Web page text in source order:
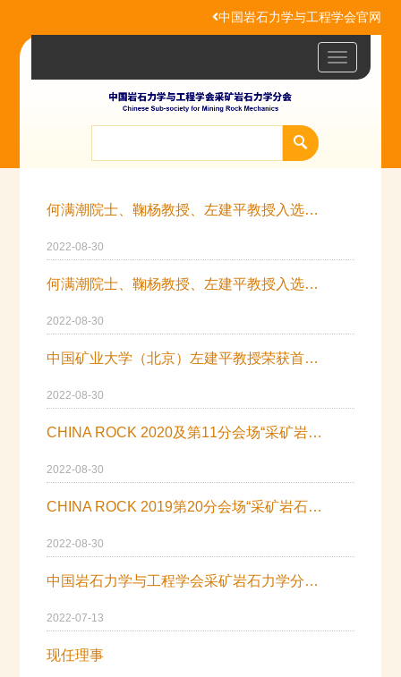
中国岩石力学与工程学会官网
Toggle
何满潮院士、鞠杨教授、左建平教授入选2021中国高被引学者榜单
2022-08-30
何满潮院士、鞠杨教授、左建平教授入选“全球顶尖前10万科学家
2022-08-30
中国矿业大学（北京）左建平教授荣获首届国际岩石力学“科学成就奖”
2022-08-30
CHINA ROCK 2020及第11分会场“采矿岩石力学与岩层控制会议”在京召开
2022-08-30
CHINA ROCK 2019第20分会场“采矿岩石力学与岩层控制会议”在京成功召开
2022-08-30
中国岩石力学与工程学会采矿岩石力学分会学会简介
2022-07-13
现任理事